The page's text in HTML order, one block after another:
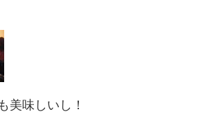
美味しいし！